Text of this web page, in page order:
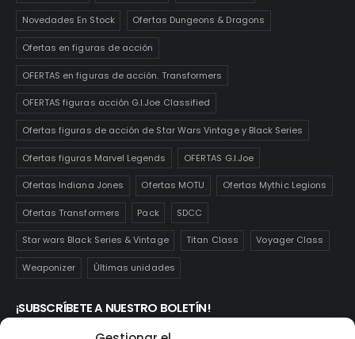
Novedades En Stock Ofertas Dungeons & Dragons
Ofertas en figuras de acción
OFERTAS en figuras de acción. Transformers
OFERTAS figuras acción G.I.Joe Classified
Ofertas figuras de acción de Star Wars Vintage y Black Series
Ofertas figuras Marvel Legends OFERTAS G.I.Joe
Ofertas Indiana Jones Ofertas MOTU Ofertas Mythic Legions
Ofertas Transformers Pack SDCC
Star wars Black Series & Vintage Titan Class Voyager Class
Weaponizer Últimas unidades
¡SUBSCRÍBETE A NUESTRO BOLETÍN!
Te mantendrás informado de las novedades y ofertas que